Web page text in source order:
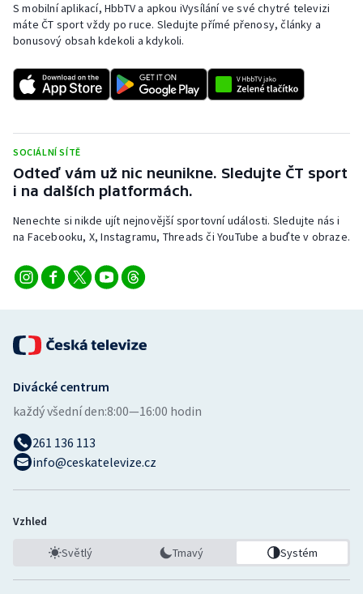
S mobilní aplikací, HbbTV a apkou iVysílání ve své chytré televizi
máte ČT sport vždy po ruce. Sledujte přímé přenosy, články a
bonusový obsah kdekoli a kdykoli.
SOCIÁLNÍ SÍTĚ
Odteď vám už nic neunikne. Sledujte ČT sport
i na dalších platformách.
Nenechte si nikde ujít nejnovější sportovní události. Sledujte nás i
na Facebooku, X, Instagramu, Threads či YouTube a buďte v obraze.
Divácké centrum
každý všední den:8:00—16:00 hodin
261 136 113
info@ceskatelevize.cz
Vzhled
Světlý Tmavý Systém